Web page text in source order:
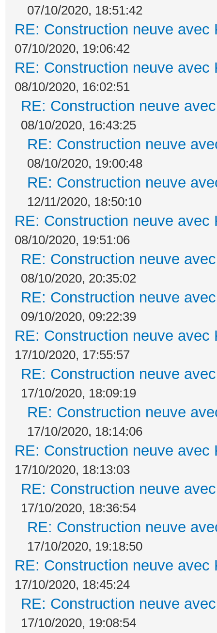
07/10/2020, 18:51:42
RE: Construction neuve avec
07/10/2020, 19:06:42
RE: Construction neuve avec
08/10/2020, 16:02:51
RE: Construction neuve
08/10/2020, 16:43:25
RE: Construction neuve
08/10/2020, 19:00:48
RE: Construction neuve
12/11/2020, 18:50:10
RE: Construction neuve avec
08/10/2020, 19:51:06
RE: Construction neuve
08/10/2020, 20:35:02
RE: Construction neuve
09/10/2020, 09:22:39
RE: Construction neuve avec
17/10/2020, 17:55:57
RE: Construction neuve
17/10/2020, 18:09:19
RE: Construction neuve
17/10/2020, 18:14:06
RE: Construction neuve avec
17/10/2020, 18:13:03
RE: Construction neuve
17/10/2020, 18:36:54
RE: Construction neuve
17/10/2020, 19:18:50
RE: Construction neuve avec
17/10/2020, 18:45:24
RE: Construction neuve
17/10/2020, 19:08:54